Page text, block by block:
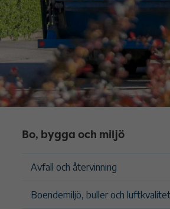
Bo, bygga och miljö
Avfall och återvinning
Boendemiljö, buller och luftkvalitet